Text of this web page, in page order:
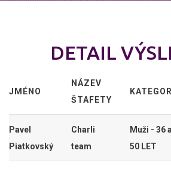
DETAIL
JMÉNO
NÁZEV
ŠTAFETY
Pavel
Piatkovský
Charli
team
Muži - 36
50 LET